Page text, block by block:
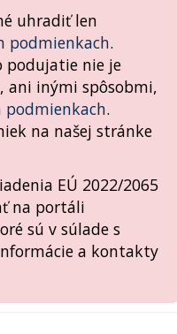
uhradiť len
podmienkach.
podujatie nie je
ani inými spôsobmi,
podmienkach.
na našej stránke
EÚ 2022/2065
na portáli
sú v súlade s
a kontakty